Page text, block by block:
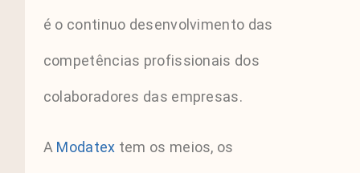
é o continuo desenvolvimento das
competências profissionais dos
colaboradores das empresas.
A Modatex tem os meios, os